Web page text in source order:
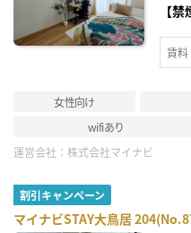
【
賃料
女性向け
wifiあり
運営会社： 株式会社マイナビ
割引キャンペーン
マイナビSTAY大鳥居